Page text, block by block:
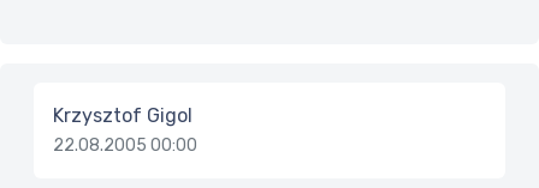
Krzysztof Gigol
22.08.2005 00:00